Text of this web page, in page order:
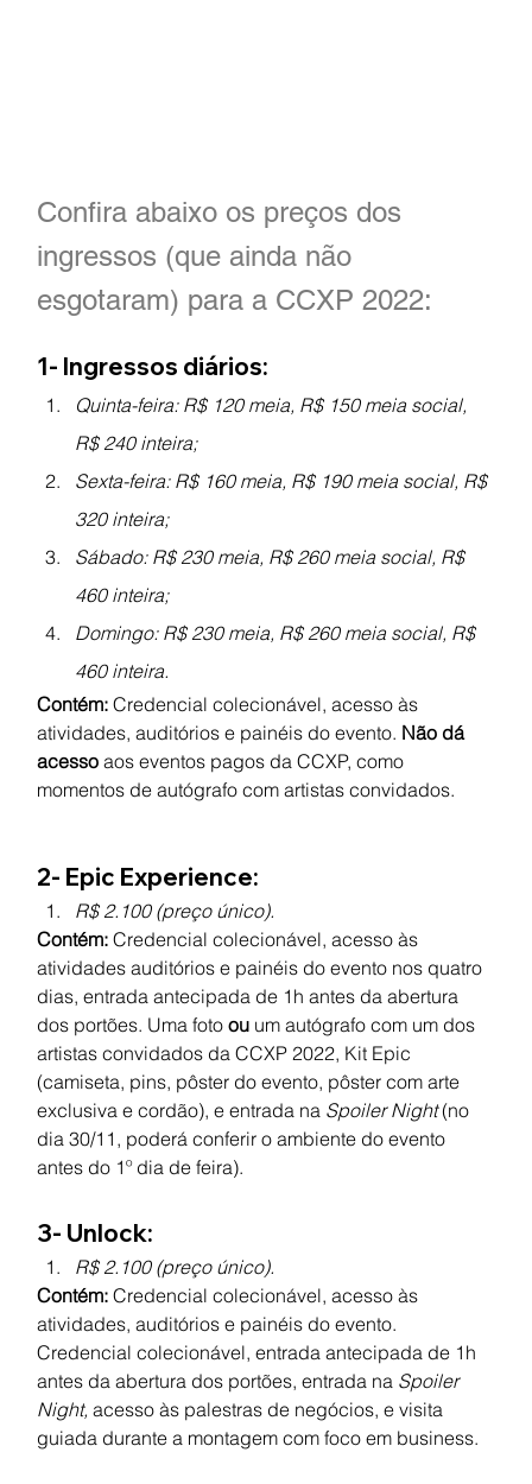
Confira abaixo os preços dos
ingressos (que ainda não
esgotaram) para a CCXP 2022:
1- Ingressos diários:
Quinta-feira: R$ 120 meia, R$ 150 meia social,
R$ 240 inteira;
Sexta-feira: R$ 160 meia, R$ 190 meia social, R$
320 inteira;
Sábado: R$ 230 meia, R$ 260 meia social, R$
460 inteira;
Domingo: R$ 230 meia, R$ 260 meia social, R$
460 inteira.
Contém: Credencial colecionável, acesso às
atividades, auditórios e painéis do evento. Não dá
acesso aos eventos pagos da CCXP, como
momentos de autógrafo com artistas convidados.
2- Epic Experience:
R$ 2.100 (preço único).
Contém: Credencial colecionável, acesso às
atividades auditórios e painéis do evento nos quatro
dias, entrada antecipada de 1h antes da abertura
dos portões. Uma foto ou um autógrafo com um dos
artistas convidados da CCXP 2022, Kit Epic
(camiseta, pins, pôster do evento, pôster com arte
exclusiva e cordão), e entrada na Spoiler Night (no
dia 30/11, poderá conferir o ambiente do evento
antes do 1º dia de feira).
3- Unlock:
R$ 2.100 (preço único).
Contém: Credencial colecionável, acesso às
atividades, auditórios e painéis do evento.
Credencial colecionável, entrada antecipada de 1h
antes da abertura dos portões, entrada na Spoiler
Night, acesso às palestras de negócios, e visita
guiada durante a montagem com foco em business.